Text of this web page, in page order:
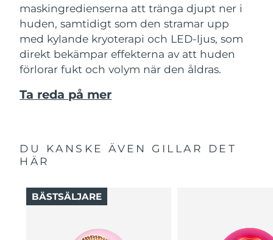
maskingredienserna att tränga djupt ner i
huden, samtidigt som den stramar upp
med kylande kryoterapi och LED-ljus, som
direkt bekämpar effekterna av att huden
förlorar fukt och volym när den åldras.
Ta reda på mer
DU KANSKE ÄVEN GILLAR DET
HÄR
BÄSTSÄLJARE